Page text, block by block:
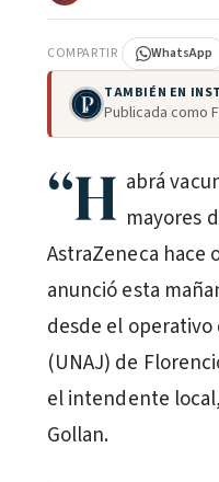
COMPARTIR WhatsApp
TAMBIÉN EN
Publicada como
“H abrá
mayores
AstraZeneca hace
anunció esta
desde el
(UNAJ) de
el intendente
Gollan.